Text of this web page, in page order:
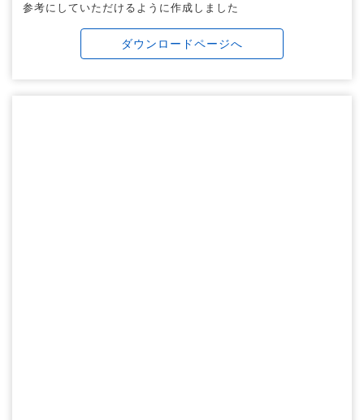
参考にしていただけるように作成しました
ダウンロードページへ